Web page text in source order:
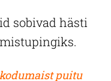
sobivad hästi
puitu